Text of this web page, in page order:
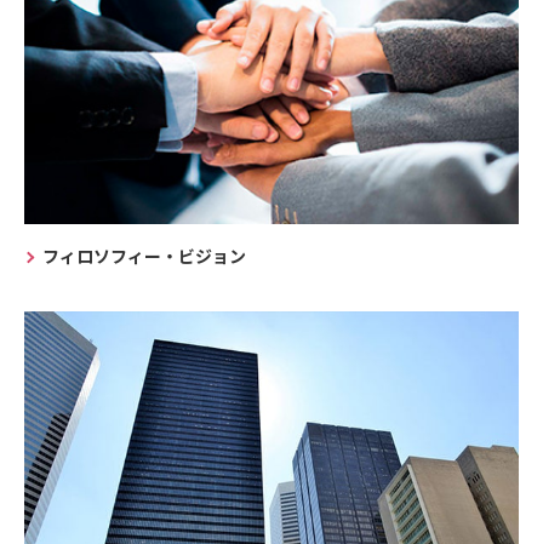
フィロソフィー・ビジョン